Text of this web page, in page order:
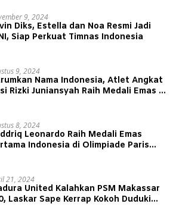
9, 2024
Diks, Estella dan Noa Resmi Jadi
Siap Perkuat Timnas Indonesia
9, 2024
Nama Indonesia, Atlet Angkat
Rizki Juniansyah Raih Medali Emas di
8, 2024
Leonardo Raih Medali Emas
Indonesia di Olimpiade Paris
21, 2024
United Kalahkan PSM Makassar
Laskar Sape Kerrap Kokoh Duduki